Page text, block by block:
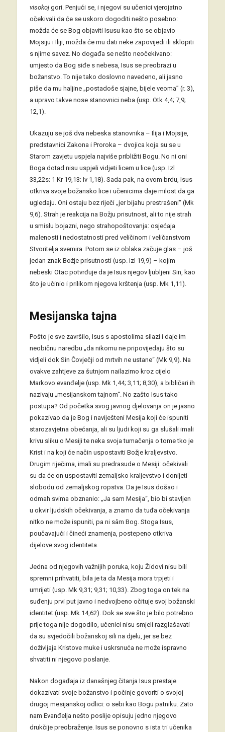
visokojgori. Penjući se, i njegovi su učenici vjerojatno
očekivali da će se uskoro dogoditi nešto posebno:
možda će se Bog objaviti Isusu kao što se objavio
Mojsiju i Iliji, možda će mu dati neke zapovijedi ili sklopiti
s njime savez. No događa se nešto neočekivano:
umjesto da Bog siđe s nebesa, Isus se preobrazi u
božanstvo. To nije tako doslovno navedeno, ali jasno
piše da mu haljine „postadoše sjajne, bijele veoma” (r. 3),
a upravo takve nose stanovnici neba (usp. Otk 4,4; 7,9;
12,1).
Ukazuju se još dva nebeska stanovnika – Ilija i Mojsije,
predstavnici Zakona i Proroka – dvojica koja su se u
Starom zavjetu uspjela najviše približiti Bogu. No ni oni
Boga dotad nisu uspjeli vidjeti licem u lice (usp. Izl
33,22s; 1 Kr 19,13; Iv 1,18). Sada pak, na ovom brdu, Isus
otkriva svoje božansko lice i učenicima daje milost da ga
ugledaju. Oni ostaju bez riječi „jer bijahu prestrašeni“ (Mk
9,6). Strah je reakcija na Božju prisutnost, ali to nije strah
u smislu bojazni, nego strahopoštovanja: osjećaja
malenosti i nedostatnosti pred veličinom i veličanstvom
Stvoritelja svemira. Potom se iz oblaka začuje glas – još
jedan znak Božje prisutnosti (usp. Izl 19,9) – kojim
nebeski Otac potvrđuje da je Isus njegov ljubljeni Sin, kao
što je učinio i prilikom njegova krštenja (usp. Mk 1,11).
Mesijanska tajna
Pošto je sve završilo, Isus s apostolima silazi i daje im
neobičnu naredbu „da nikomu ne pripovijedaju što su
vidjeli dok Sin Čovječji od mrtvih ne ustane“ (Mk 9,9). Na
ovakve zahtjeve za šutnjom nailazimo kroz cijelo
Markovo evanđelje (usp. Mk 1,44; 3,11; 8,30), a bibličari ih
nazivaju „mesijanskom tajnom“. No zašto Isus tako
postupa? Od početka svog javnog djelovanja on je jasno
pokazivao da je Bog i naviješteni Mesija koji će ispuniti
starozavjetna obećanja, ali su ljudi koji su ga slušali imali
krivu sliku o Mesiji te neka svoja tumačenja o tome tko je
Krist i na koji će način uspostaviti Božje kraljevstvo.
Drugim riječima, imali su predrasude o Mesiji: očekivali
su da će on uspostaviti zemaljsko kraljevstvo i donijeti
slobodu od zemaljskog ropstva. Da je Isus došao i
odmah svima obznanio: „Ja sam Mesija“, bio bi stavljen
u okvir ljudskih očekivanja, a znamo da tuđa očekivanja
nitko ne može ispuniti, pa ni sâm Bog. Stoga Isus,
poučavajući i čineći znamenja, postepeno otkriva
dijelove svog identiteta.
Jedna od njegovih važnijih poruka, koju Židovi nisu bili
spremni prihvatiti, bila je ta da Mesija mora trpjeti i
umrijeti (usp. Mk 9,31; 9,31; 10,33). Zbog toga on tek na
suđenju prvi put javno i nedvojbeno očituje svoj božanski
identitet (usp. Mk 14,62). Dok se sve što je bilo potrebno
prije toga nije dogodilo, učenici nisu smjeli razglašavati
da su svjedočili božanskoj sili na djelu, jer se bez
doživljaja Kristove muke i uskrsnuća ne može ispravno
shvatiti ni njegovo poslanje.
Nakon događaja iz današnjeg čitanja Isus prestaje
dokazivati svoje božanstvo i počinje govoriti o svojoj
drugoj mesijanskoj odlici: o sebi kao Bogu patniku. Zato
nam Evanđelja nešto poslije opisuju jedno njegovo
drukčije preobraženje. Isus se ponovno s ista tri učenika